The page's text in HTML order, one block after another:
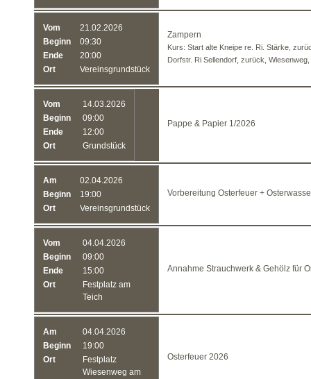
Vom
21.02.2026
Beginn
09:30
Ende
20:00
Ort
Vereinsgrundstück
Zampern
Kurs: Start alte Kneipe re. Ri. Stärke,
Dorfstr. Ri Sellendorf, zurück, Wiesenweg,
Vom
14.03.2026
Beginn
09:00
Ende
12:00
Ort
Grundstück
Pappe & Papier 1/2026
Am
02.04.2026
Beginn
19:00
Ort
Vereinsgrundstück
Vorbereitung Osterfeuer +
Vom
04.04.2026
Beginn
09:00
Ende
15:00
Ort
Festplatz am
Teich
Annahme Strauchwerk & Gehölz für
Am
04.04.2026
Beginn
19:00
Ort
Festplatz
Wiesenweg am
Osterfeuer 2026